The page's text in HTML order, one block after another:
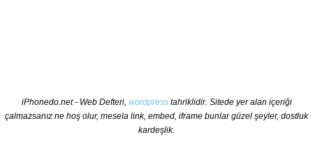
iPhonedo.net - Web Defteri, wordpresstahriklidir. Sitede yer alan içeriği
çalmazsanız ne hoş olur, mesela link, embed, iframe bunlar güzel şeyler, dostluk
kardeşlik.